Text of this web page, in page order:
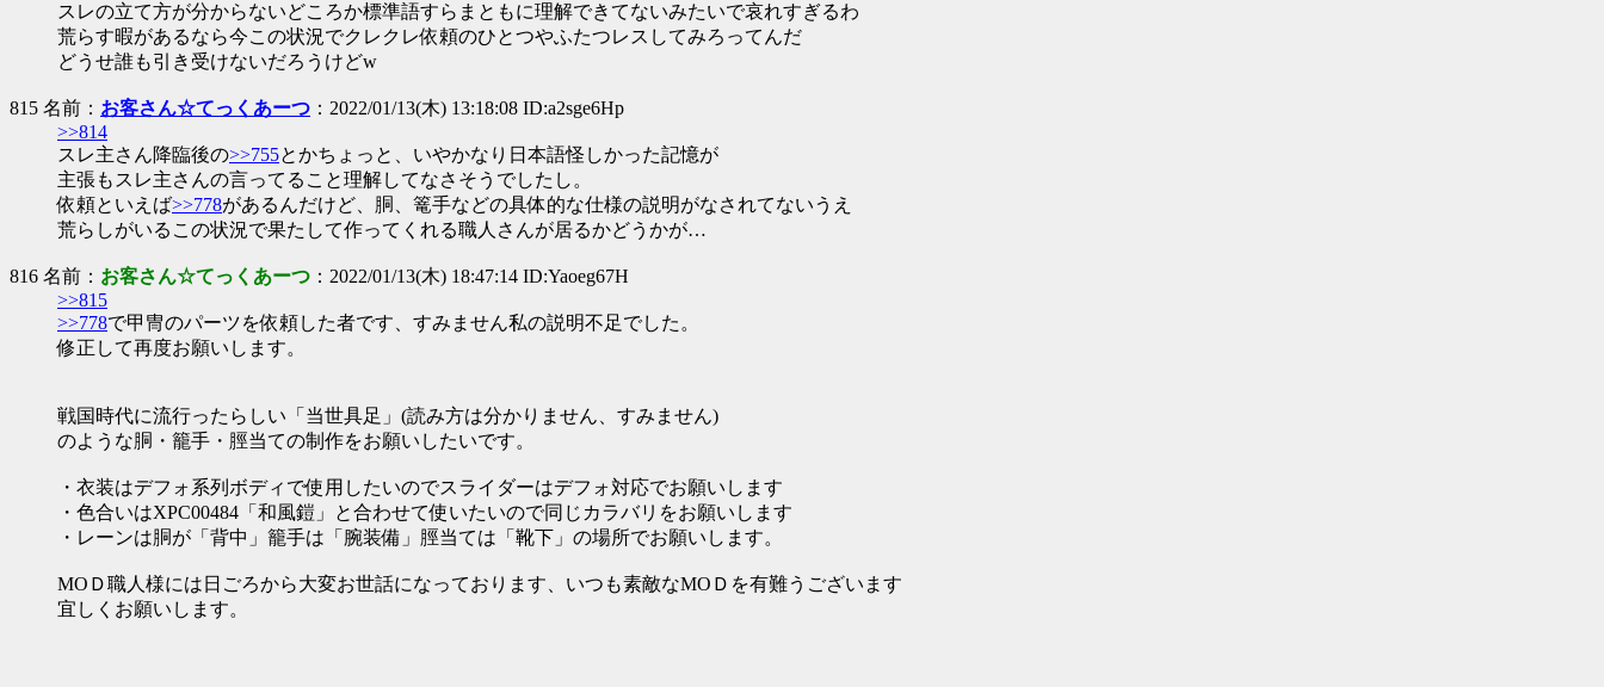
スレの立て方が分からないどころか標準語すらまともに理解できてないみたいで哀れすぎるわ
荒らす暇があるなら今この状況でクレクレ依頼のひとつやふたつレスしてみろってんだ
どうせ誰も引き受けないだろうけどw
815 名前： お客さん☆てっくあーつ ：2022/01/13(木) 13:18:08 ID:a2sge6Hp
>>814
スレ主さん降臨後の>>755とかちょっと、いやかなり日本語怪しかった記憶が
主張もスレ主さんの言ってること理解してなさそうでしたし。
依頼といえば>>778があるんだけど、胴、篭手などの具体的な仕様の説明がなされてないうえ
荒らしがいるこの状況で果たして作ってくれる職人さんが居るかどうかが…
816 名前： お客さん☆てっくあーつ ：2022/01/13(木) 18:47:14 ID:Yaoeg67H
>>815
>>778で甲冑のパーツを依頼した者です、すみません私の説明不足でした。
修正して再度お願いします。
戦国時代に流行ったらしい「当世具足」(読み方は分かりません、すみません)
のような胴・籠手・脛当ての制作をお願いしたいです。
・衣装はデフォ系列ボディで使用したいのでスライダーはデフォ対応でお願いします
・色合いはXPC00484「和風鎧」と合わせて使いたいので同じカラバリをお願いします
・レーンは胴が「背中」籠手は「腕装備」脛当ては「靴下」の場所でお願いします。
МОＤ職人様には日ごろから大変お世話になっております、いつも素敵なМОＤを有難うございます
宜しくお願いします。